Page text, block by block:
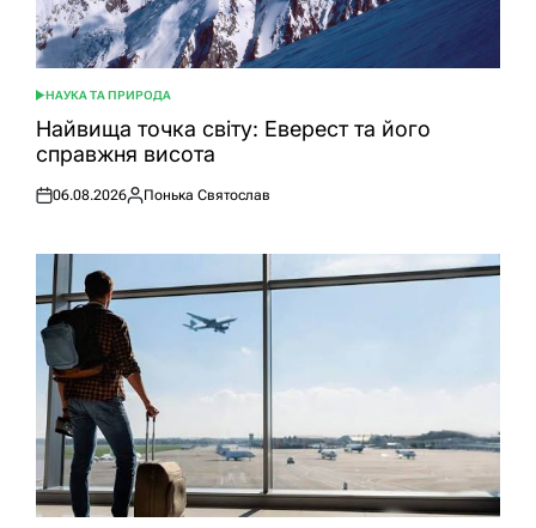
ОПУБЛІКУВАТИ
У
НАУКА ТА ПРИРОДА
Найвища точка світу: Еверест та його
справжня висота
Оприлюднено
06.08.2026
Опубліковано
Понька Святослав